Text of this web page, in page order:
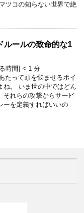
ツコの知らない世界で絶
ルールの致命的な1
時間] < 1 分
たって頭を悩ませるポイ
ね。 いま世の中ではどん
それらの攻撃からサービ
ーを定義すればいいの